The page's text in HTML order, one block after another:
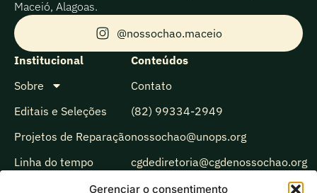
Gerenciar o consentimento
Maceió, Alagoas.
@nossochao.maceio
Institucional
Sobre
Editais e Seleções
Projetos de Reparação
Linha do tempo
Conteúdos
Contato
(82) 99334-2949
nossochao@unops.org
cgdediretoria@cgdenossochao.org